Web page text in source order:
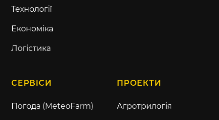
Технології
Економіка
Логістика
СЕРВІСИ
Погода (MeteoFarm)
ПРОЕКТИ
Агротрилогія